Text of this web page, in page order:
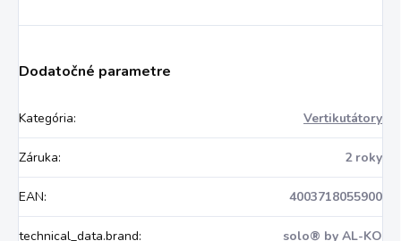
Dodatočné parametre
Kategória: Vertikutátory
Záruka: 2 roky
EAN: 4003718055900
technical_data.brand: solo® by AL-KO